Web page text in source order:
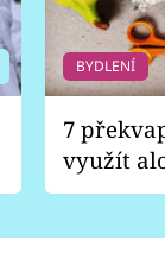
BYDLENÍ
7
využít